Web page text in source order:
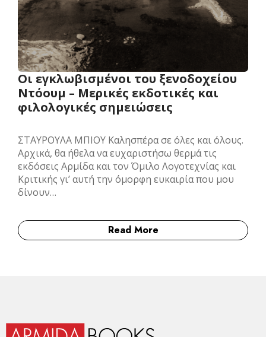
Οι εγκλωβισμένοι του ξενοδοχείου
Ντόουμ – Μερικές εκδοτικές και
φιλολογικές σημειώσεις
ΣΤΑΥΡΟΥΛΑ ΜΠΙΟΥ Καλησπέρα σε όλες και όλους.
Αρχικά, θα ήθελα να ευχαριστήσω θερμά τις
εκδόσεις Αρμίδα και τον Όμιλο Λογοτεχνίας και
Κριτικής γι’ αυτή την όμορφη ευκαιρία που μου
δίνουν…
Read More